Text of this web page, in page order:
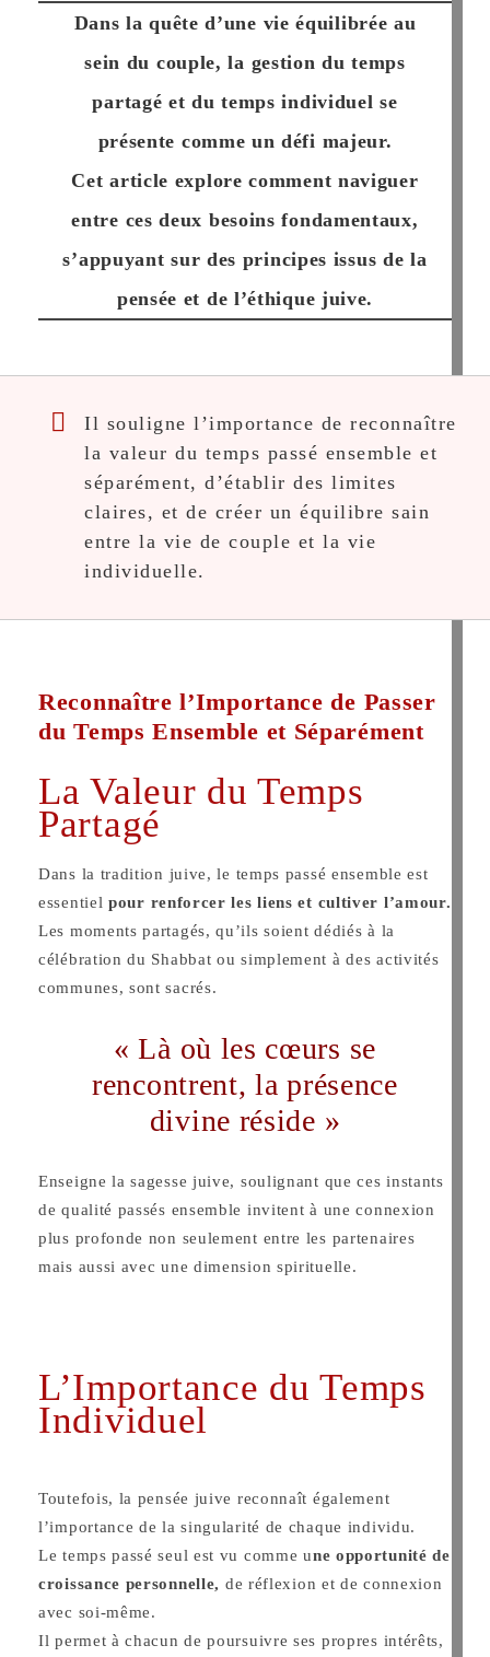
Dans la quête d’une vie équilibrée au
sein du couple, la gestion du temps
partagé et du temps individuel se
présente comme un défi majeur.
Cet article explore comment naviguer
entre ces deux besoins fondamentaux,
s’appuyant sur des principes issus de la
pensée et de l’éthique juive.
Il souligne l’importance de reconnaître
la valeur du temps passé ensemble et
séparément, d’établir des limites
claires, et de créer un équilibre sain
entre la vie de couple et la vie
individuelle.
Reconnaître l’Importance de Passer
du Temps Ensemble et Séparément
La Valeur du Temps
Partagé
Dans la tradition juive, le temps passé ensemble est
essentiel pour renforcer les liens et cultiver l’amour.
Les moments partagés, qu’ils soient dédiés à la
célébration du Shabbat ou simplement à des activités
communes, sont sacrés.
« Là où les cœurs se
rencontrent, la présence
divine réside »
Enseigne la sagesse juive, soulignant que ces instants
de qualité passés ensemble invitent à une connexion
plus profonde non seulement entre les partenaires
mais aussi avec une dimension spirituelle.
L’Importance du Temps
Individuel
Toutefois, la pensée juive reconnaît également
l’importance de la singularité de chaque individu.
Le temps passé seul est vu comme une opportunité de
croissance personnelle, de réflexion et de connexion
avec soi-même.
Il permet à chacun de poursuivre ses propres intérêts,